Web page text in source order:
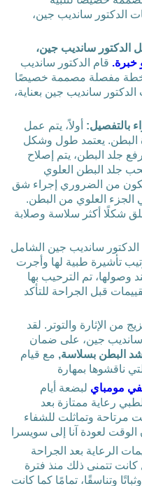
الدكتور سانديب جين،
الدكتور سانديب جين،
خبرة. قام الدكتور سانديب
خطة مفصلة مصممة خصيصًا
الدكتور سانديب جين بعناية،
بالتفصيل: أولاً، يتم عمل
يعتمد طول وشكل
جلد البطن، يتم إصلاح
جلد البطن العلوي
يكون من الضروري إجراء شق
الجزء العلوي من البطن.
شكلًا أكثر سلاسة وصلابة
سانديب جين الشامل
تأشيرة طبية لها وأجرت
وصولها، تم الترحيب بها
قبل الجراحة للتأكد
من الإثارة والتوتر. لقد
سانديب جين، على ضمان
البطن بسلاسة, مع قيام
مومباي لبضعة أيام
رعاية ممتازة بعد
مرتاحة وتماثلت للشفاء
الرعاية بعد الجراحة
كانت تتمنى ذلك منذ فترة
وتناسقًا، تمامًا كما كانت